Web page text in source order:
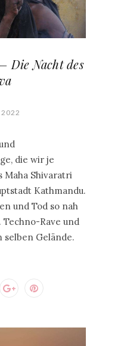
Die Nacht des
die wir je
Maha Shivaratri
Kathmandu.
und Tod so nah
Rave und
selben Gelände.